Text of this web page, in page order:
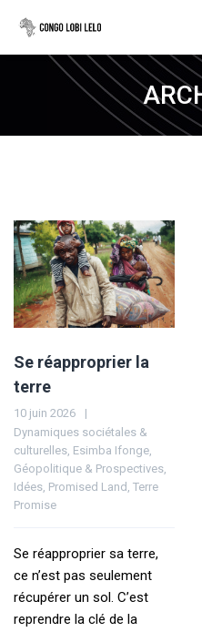
Se réapproprier la
terre
10 juin 2026
Dynamiques sociétales &
culturelles, Esimba Ifonge,
Géopolitique & Prospectives,
Idées, Promised Land , Terre
Promise
Se réapproprier sa terre,
ce n’est pas seulement
récupérer un sol. C’est
reprendre la clé de la